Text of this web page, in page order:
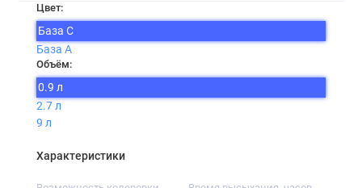
Цвет:
База C
База А
Объём:
0.9 л
2.7 л
9 л
Характеристики